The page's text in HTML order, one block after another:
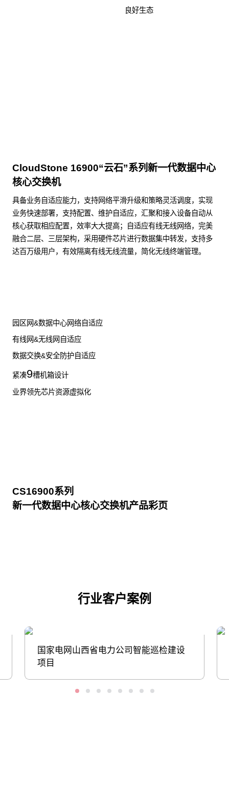
良好生态
CloudStone 16900“云石”系列新一代数据中心
核心交换机
具备业务自适应能力，支持网络平滑升级和策略灵活调度，实现
业务快速部署，支持配置、维护自适应，汇聚和接入设备自动从
核心获取相应配置，效率大大提高；自适应有线无线网络，完美
融合二层、三层架构，采用硬件芯片进行数据集中转发，支持多
达百万级用户，有效隔离有线无线流量，简化无线终端管理。
园区网&数据中心网络自适应
有线网&无线网自适应
数据交换&安全防护自适应
紧凑9槽机箱设计
业界领先芯片资源虚拟化
CS16900系列
新一代数据中心核心交换机产品彩页
行业客户案例
国家电网山西省电力公司智能巡检建设
项目